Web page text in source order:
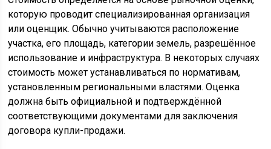
которую проводит специализированная организация
или оценщик. Обычно учитываются расположение
участка, его площадь, категории земель, разрешённое
использование и инфраструктура. В некоторых случаях
стоимость может устанавливаться по нормативам,
установленным региональными властями. Оценка
должна быть официальной и подтверждённой
соответствующими документами для заключения
договора купли-продажи.